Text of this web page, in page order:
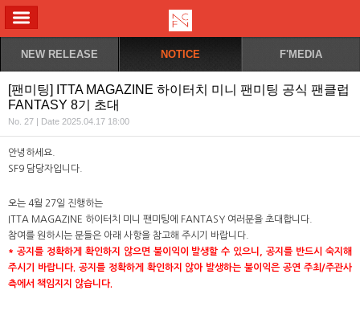
NEW RELEASE NOTICE F'MEDIA
[팬미팅] ITTA MAGAZINE 하이터치 미니 팬미팅 공식 팬클럽
FANTASY 8기 초대
No. 27 | Date 2025.04.17 18:00
안녕하세요.
SF9 담당자입니다.
오는 4월 27일 진행하는
ITTA MAGAZINE 하이터치 미니 팬미팅에 FANTASY 여러분을 초대합니다.
참여를 원하시는 분들은 아래 사항을 참고해 주시기 바랍니다.
* 공지를 정확하게 확인하지 않으면 불이익이 발생할 수 있으니, 공지를 반드시 숙지해
주시기 바랍니다. 공지를 정확하게 확인하지 않아 발생하는 불이익은 공연 주최/주관사
측에서 책임지지 않습니다.